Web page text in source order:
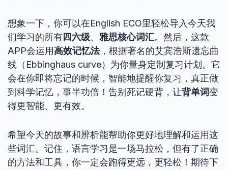
想象一下，你可以在English ECO里轻松导入今天我
们学习的所有四六级、 雅思核心词汇。然后，这款
APP会运用高效记忆法，根据著名的艾宾浩斯遗忘曲
线（Ebbinghaus curve）为你量身定制复习计划。它
会在你即将忘记的时候，智能地提醒你复习，真正做
到科学记忆，事半功倍！告别死记硬背，让背单词变
得更智能、更有效。
希望今天的故事和辨析能帮助你更好地理解和运用这
些词汇。记住，语言学习是一场马拉松，但有了正确
的方法和工具，你一定会跑得更远，更轻松！期待下